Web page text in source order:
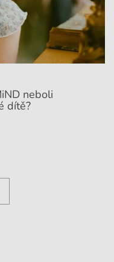
neboli
dítě?